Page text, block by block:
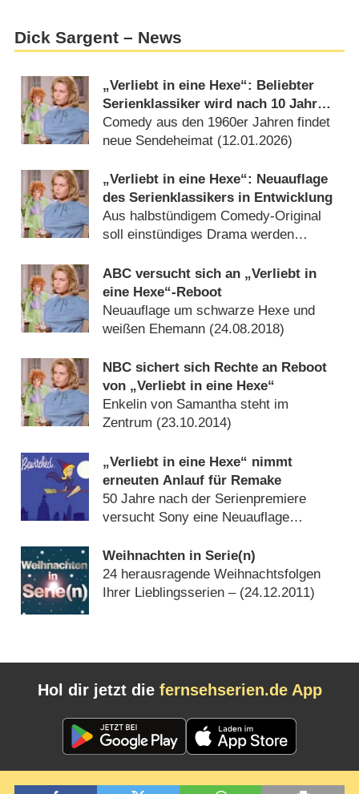
Dick Sargent – News
„Verliebt in eine Hexe“: Beliebter
Serienklassiker wird nach 10 Jahren
aus dem Archiv geholt
Comedy aus den 1960er Jahren findet
neue Sendeheimat (12.01.2026)
„Verliebt in eine Hexe“: Neuauflage
des Serienklassikers in Entwicklung
Aus halbstündigem Comedy-Original
soll einstündiges Drama werden
ABC versucht sich an „Verliebt in
eine Hexe“-Reboot
Neuauflage um schwarze Hexe und
weißen Ehemann (24.08.2018)
NBC sichert sich Rechte an Reboot
von „Verliebt in eine Hexe“
Enkelin von Samantha steht im
Zentrum (23.10.2014)
„Verliebt in eine Hexe“ nimmt
erneuten Anlauf für Remake
50 Jahre nach der Serienpremiere
versucht Sony eine Neuauflage
Weihnachten in Serie(n)
24 herausragende Weihnachtsfolgen
Ihrer Lieblingsserien – (24.12.2011)
Hol dir jetzt die fernsehserien.de App